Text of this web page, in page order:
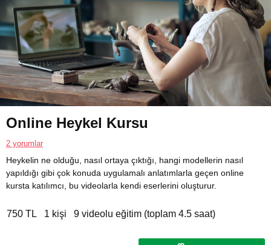
Online Heykel Kursu
2 yorumlar
Heykelin ne olduğu, nasıl ortaya çıktığı, hangi modellerin nasıl
yapıldığı gibi çok konuda uygulamalı anlatımlarla geçen online
kursta katılımcı, bu videolarla kendi eserlerini oluşturur.
750 TL 1 kişi 9 videolu eğitim (toplam 4.5 saat)